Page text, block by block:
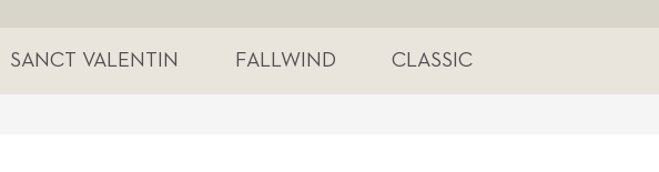
SANCT VALENTIN FALLWIND CLASSIC